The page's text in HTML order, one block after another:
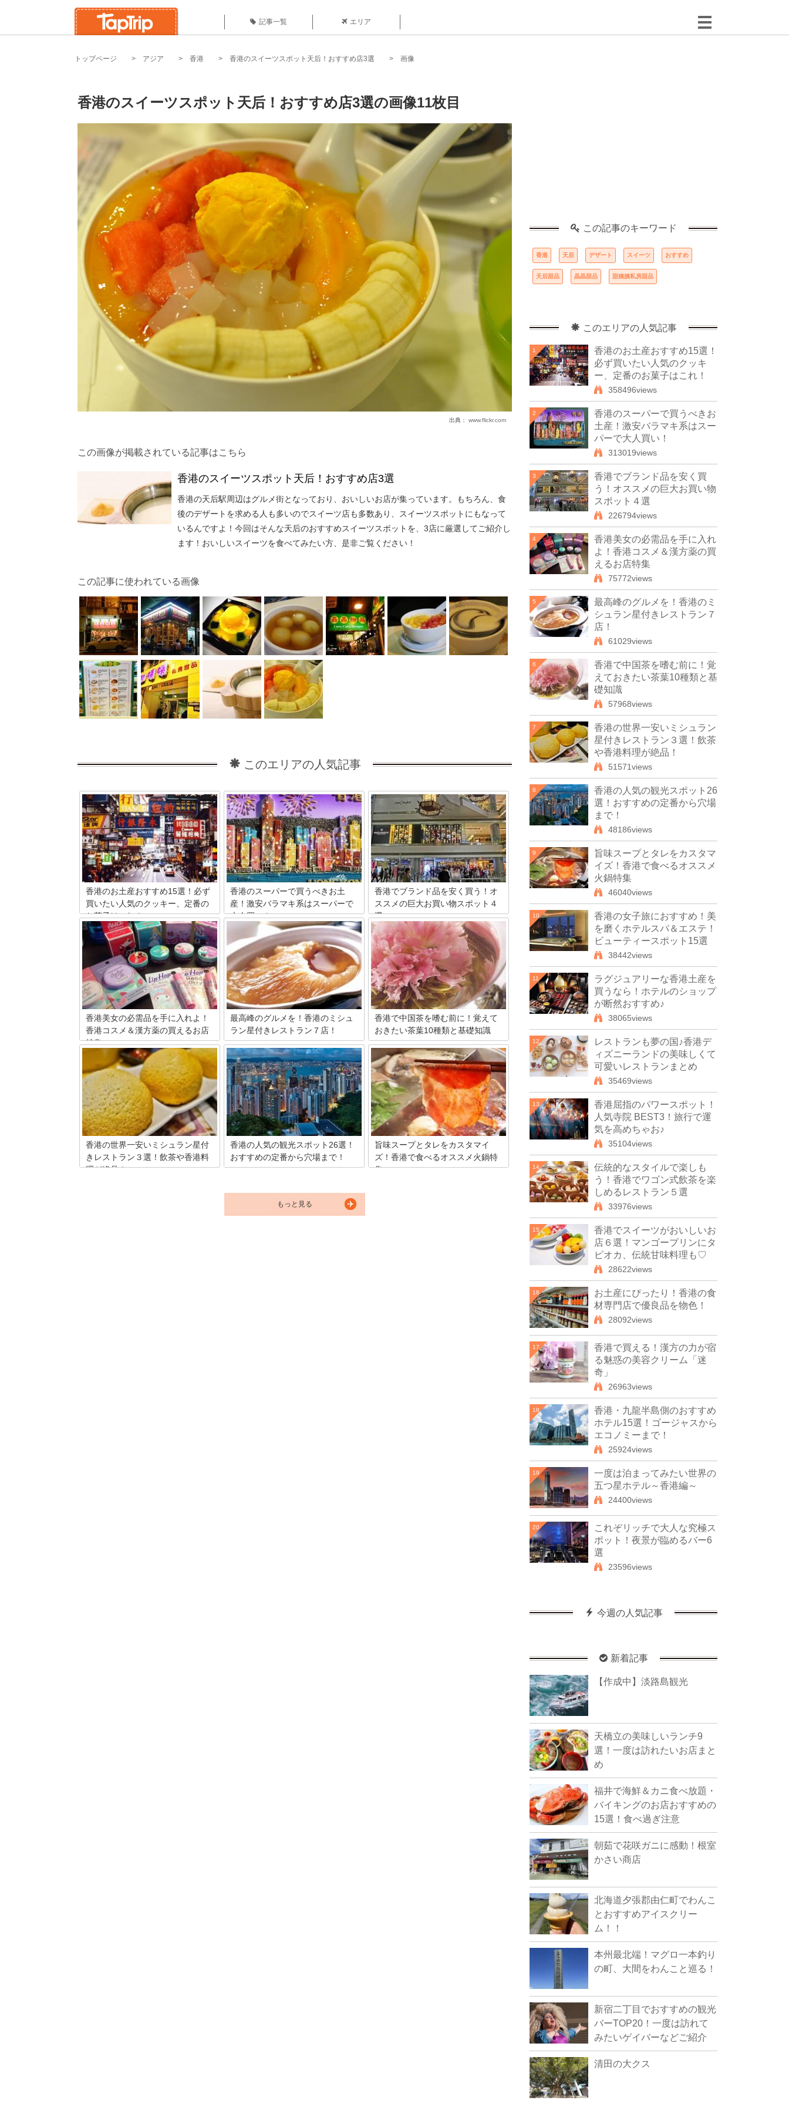
記事一覧 エリア
トップページ アジア 香港 香港のスイーツスポット天后！おすすめ店3選 画像
香港のスイーツスポット天后！おすすめ店3選の画像11枚目
出典： www.flickr.com
この画像が掲載されている記事はこちら
香港のスイーツスポット天后！おすすめ店3選
香港の天后駅周辺はグルメ街となっており、おいしいお店が集っています。もちろん、食
後のデザートを求める人も多いのでスイーツ店も多数あり、スイーツスポットにもなって
いるんですよ！今回はそんな天后のおすすめスイーツスポットを、3店に厳選してご紹介し
ます！おいしいスイーツを食べてみたい方、是非ご覧ください！
この記事に使われている画像
このエリアの人気記事
香港のお土産おすすめ15選！必ず
買いたい人気のクッキー、定番の
お菓子はこれ！
あなたは香港のお土産というと何を想像
しますか？一昔前までは、バラマキ用の
香港のお土産の定番といえば「百合オイ
ル」や「タイガーバーム」でした。あま
り可愛いおみやげがなかった感じです
が、今は違います。日本にもないような
アジアンテイストな雰囲気のおみやげが
揃っているんですよ！自分の為に買いた
いものから、友達にあげるためのキッチ
ュなウケ狙いまで、香港のお土産をご紹
介致します。
香港のスーパーで買うべきお土
産！激安バラマキ系はスーパーで
大人買い！
バラマキ系のお土産買うならスーパー
で！というのが、いまや定番ですよね。
香港は特徴あるスーパーが多いのでかし
こく使い分けて、喜ばれるお土産をゲッ
トしましょう！今回はそのときに使える
スーパーをご紹介します。
香港でブランド品を安く買う！オ
ススメの巨大お買い物スポット４
選
香港で買い物をしようと思っているあな
た！突然ですが、香港には驚くほどショ
ッピングセンターがいっぱいあるって事
ご存じですか！？ブランドものからカジ
ュアル品まで、行くだけでありとあらゆ
るものが手に入るので観光客だけでなく
地元の方からも親しまれているんです！
今回はそんなショッピングセンターの詳
細なまとめを作ってみました！爆買いし
たい方必見ですよ！
香港美女の必需品を手に入れよ！
香港コスメ＆漢方薬の買えるお店
特集
香港の街中を歩くと気づくのが、スタイ
ルの良い女性や綺麗な人がとっても多い
事！それもそのはず、自然素材を使った
無添加化粧水や、中国伝統の漢方などを
使っているので自然と綺麗になっていく
のです！今回はそんな香港のおすすめコ
スメ&漢方薬が手に入るお店をご紹介！
これを読めばライバルの一歩先を行けち
ゃいますよ！
最高峰のグルメを！香港のミシュ
ラン星付きレストラン７店！
食事のガイドとして、高い知名度を誇る
ミシュラン。しかし「食の都」とまで謳
われるほどグルメに精通している香港に
導入されたのは2009年と比較的最近で
す。今回はミシュランの星を勝ち取り、
その質の高さにますます拍車をかける香
港のレストラン、一挙ご紹介しちゃいま
す！
香港で中国茶を嗜む前に！覚えて
おきたい茶葉10種類と基礎知識
「人類が作った最高の飲み物」の世界の
ルーツは中国茶にあり！味も香りも見た
目も楽しんで、美と健康まで手に入れる
という欲張りな願いをかなえてくれる中
国茶！少しだけ勉強して、いっぱい堪能
しちゃいましょう！
香港の世界一安いミシュラン星付
きレストラン３選！飲茶や香港料
理が絶品！
香港の人気の観光スポット26選！
おすすめの定番から穴場まで！
観光の楽しみ方はたくさんあります。そ
んな香港旅行で必ず行くべき人気でおす
すめの観光スポットをたっぷり２６選ご
旨味スープとタレをカスタマイ
ズ！香港で食べるオススメ火鍋特
集
もっと見る
この記事のキーワード
香港 天后 デザート スイーツ おすすめ
天后甜品 晶晶甜品 甜姨姨私房甜品
このエリアの人気記事
1
香港のお土産おすすめ15選！
必ず買いたい人気のクッキ
ー、定番のお菓子はこれ！
358496views
2
香港のスーパーで買うべきお
土産！激安バラマキ系はスー
パーで大人買い！
313019views
3
香港でブランド品を安く買
う！オススメの巨大お買い物
スポット４選
226794views
4
香港美女の必需品を手に入れ
よ！香港コスメ＆漢方薬の買
えるお店特集
75772views
5
最高峰のグルメを！香港のミ
シュラン星付きレストラン７
店！
61029views
6
香港で中国茶を嗜む前に！覚
えておきたい茶葉10種類と基
礎知識
57968views
7
香港の世界一安いミシュラン
星付きレストラン３選！飲茶
や香港料理が絶品！
51571views
8
香港の人気の観光スポット26
選！おすすめの定番から穴場
まで！
48186views
9
旨味スープとタレをカスタマ
イズ！香港で食べるオススメ
火鍋特集
46040views
10
香港の女子旅におすすめ！美
を磨くホテルスパ＆エステ！
ビューティースポット15選
38442views
11
ラグジュアリーな香港土産を
買うなら！ホテルのショップ
が断然おすすめ♪
38065views
12
レストランも夢の国♪香港デ
ィズニーランドの美味しくて
可愛いレストランまとめ
35469views
13
香港屈指のパワースポット！
人気寺院 BEST3！旅行で運
気を高めちゃお♪
35104views
14
伝統的なスタイルで楽しも
う！香港でワゴン式飲茶を楽
しめるレストラン５選
33976views
15
香港でスイーツがおいしいお
店６選！マンゴープリンにタ
ピオカ、伝統甘味料理も♡
28622views
16
お土産にぴったり！香港の食
材専門店で優良品を物色！
28092views
17
香港で買える！漢方の力が宿
る魅惑の美容クリーム「迷
奇」
26963views
18
香港・九龍半島側のおすすめ
ホテル15選！ゴージャスから
エコノミーまで！
25924views
19
一度は泊まってみたい世界の
五つ星ホテル～香港編～
24400views
20
これぞリッチで大人な究極ス
ポット！夜景が臨めるバー6
選
23596views
今週の人気記事
新着記事
【作成中】淡路島観光
天橋立の美味しいランチ9
選！一度は訪れたいお店まと
め
福井で海鮮＆カニ食べ放題・
バイキングのお店おすすめの
15選！食べ過ぎ注意
朝茹で花咲ガニに感動！根室
かさい商店
北海道夕張郡由仁町でわんこ
とおすすめアイスクリー
ム！！
本州最北端！マグロ一本釣り
の町、大間をわんこと巡る！
新宿二丁目でおすすめの観光
バーTOP20！一度は訪れて
みたいゲイバーなどご紹介
清田の大クス